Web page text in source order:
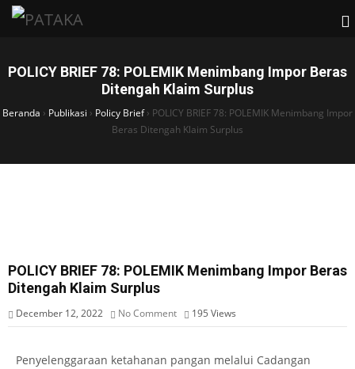
POLICY BRIEF 78: POLEMIK Menimbang Impor Beras
Ditengah Klaim Surplus
Beranda › Publikasi › Policy Brief› POLICY BRIEF 78: POLEMIK Menimbang Impor
Beras Ditengah Klaim Surplus
POLICY BRIEF 78: POLEMIK Menimbang Impor Beras
Ditengah Klaim Surplus
December 12, 2022 No Comment 195 Views
Penyelenggaraan ketahanan pangan melalui Cadangan